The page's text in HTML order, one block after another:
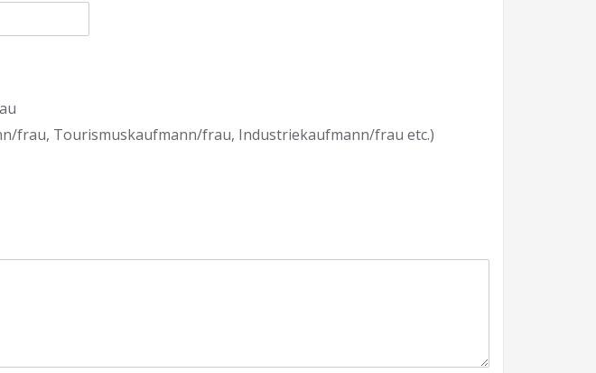
frau, Tourismuskaufmann/frau, Industriekaufmann/frau etc.)